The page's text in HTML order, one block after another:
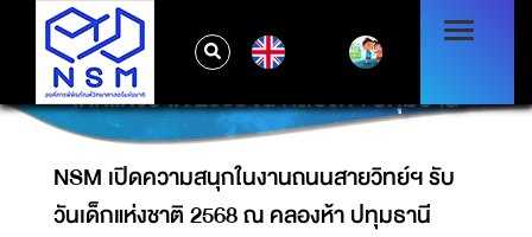
NSM เปิดความสนุกในงานถนนสายวิทย์ฯ รับวัน
เด็กแห่งชาติ 2568 ณ คลองห้า ปทุมธานี
NSM เปิดความสนุกในงานถนนสายวิทย์ฯ รับ
วันเด็กแห่งชาติ 2568 ณ คลองห้า ปทุมธานี